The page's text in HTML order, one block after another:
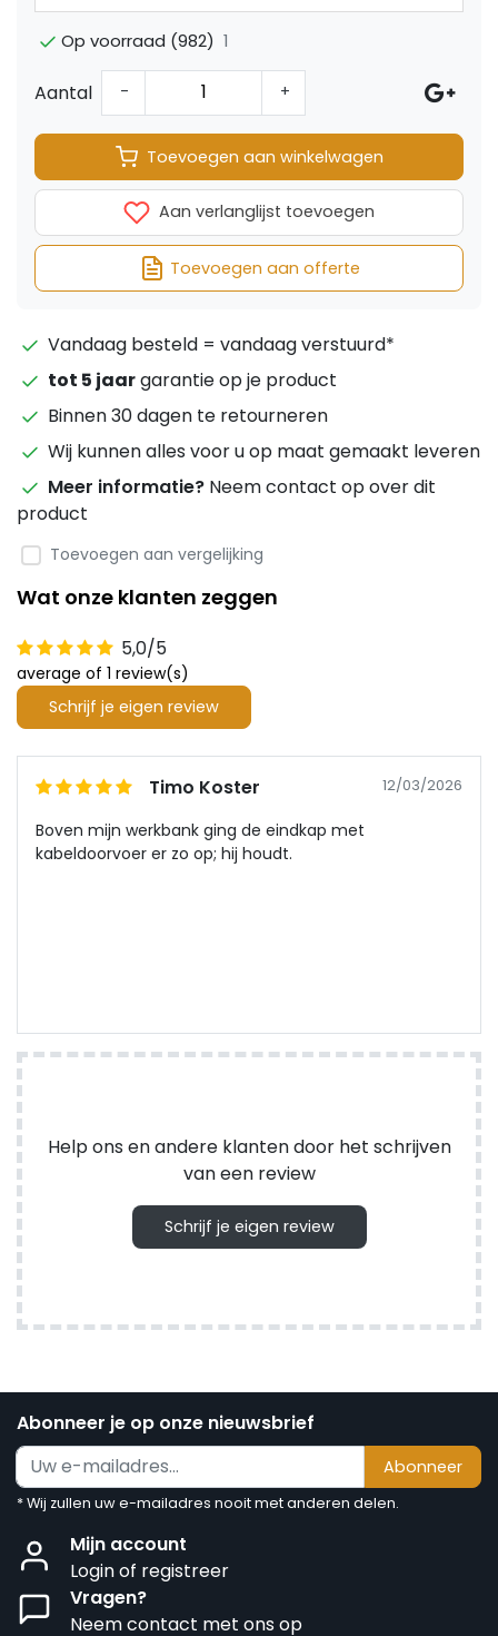
Op voorraad (982) 1
Aantal - +
Toevoegen aan winkelwagen
Aan verlanglijst toevoegen
Toevoegen aan offerte
Vandaag besteld = vandaag verstuurd*
tot 5 jaargarantie op je product
Binnen 30 dagen te retourneren
Wij kunnen alles voor u op maat gemaakt leveren
Meer informatie? Neem contact op over dit
product
Toevoegen aan vergelijking
Wat onze klanten zeggen
5,0/5
average of 1 review(s)
Schrijf je eigen review
Timo Koster 12/03/2026
Boven mijn werkbank ging de eindkap met
kabeldoorvoer er zo op; hij houdt.
Help ons en andere klanten door het schrijven
van een review
Schrijf je eigen review
Abonneer je op onze nieuwsbrief
Abonneer
* Wij zullen uw e-mailadres nooit met anderen delen.
Mijn account
Login of registreer
Vragen?
Neem contact met ons op